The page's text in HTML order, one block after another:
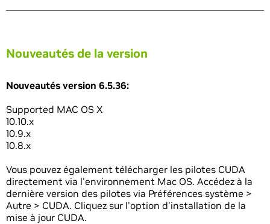
Nouveautés de la version
Nouveautés version 6.5.36:
Supported MAC OS X
10.10.x
10.9.x
10.8.x
Vous pouvez également télécharger les pilotes CUDA
directement via l'environnement Mac OS. Accédez à la
dernière version des pilotes via Préférences système >
Autre > CUDA. Cliquez sur l'option d'installation de la
mise à jour CUDA.